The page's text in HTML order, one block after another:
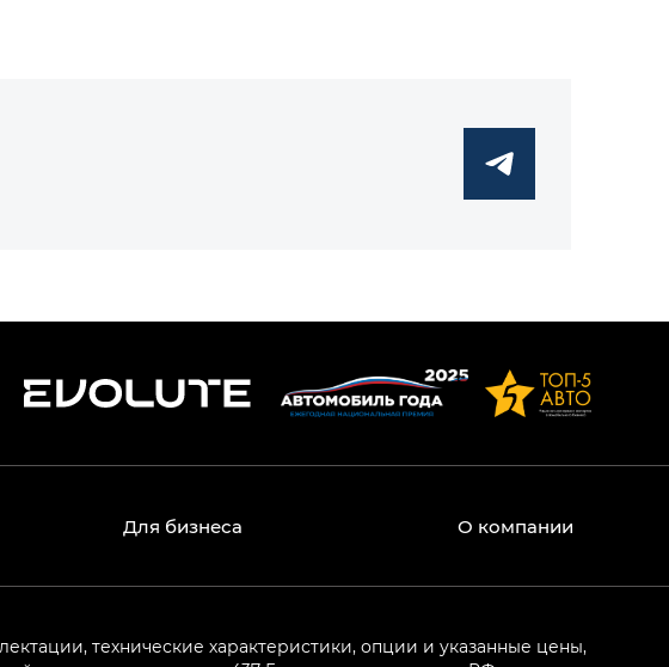
Для бизнеса О компании
технические характеристики, опции и указанные цены,